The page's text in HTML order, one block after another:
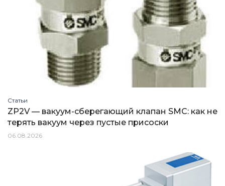
Статьи
ZP2V — вакуум-сберегающий клапан SMC: как не
терять вакуум через пустые присоски
06.08.2026